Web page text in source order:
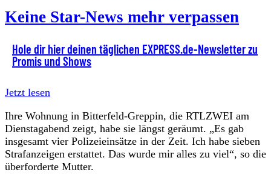
Keine Star-News mehr verpassen
Hole dir hier deinen täglichen EXPRESS.de-Newsletter zu
Promis und Shows
Jetzt lesen
Ihre Wohnung in Bitterfeld-Greppin, die RTLZWEI am
Dienstagabend zeigt, habe sie längst geräumt. „Es gab
insgesamt vier Polizeieinsätze in der Zeit. Ich habe sieben
Strafanzeigen erstattet. Das wurde mir alles zu viel“, so die
überforderte Mutter.